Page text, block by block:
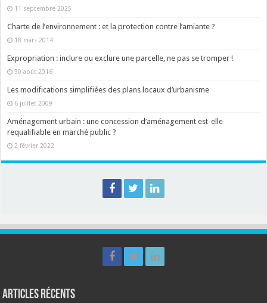
11 septembre 2025
Charte de l’environnement : et la protection contre l’amiante ?
18 mars 2014
Expropriation : inclure ou exclure une parcelle, ne pas se tromper !
30 août 2016
Les modifications simplifiées des plans locaux d’urbanisme
6 juillet 2009
Aménagement urbain : une concession d’aménagement est-elle
requalifiable en marché public ?
2 février 2022
Articles récents